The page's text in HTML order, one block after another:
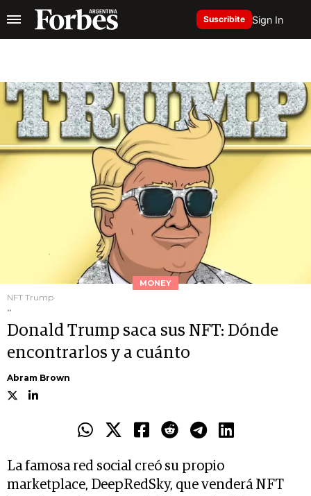
Suscribite Sign In
MONEY
NFT Trump
..
Donald Trump saca sus NFT: Dónde
encontrarlos y a cuánto
Abram Brown
La famosa red social creó su propio
marketplace, DeepRedSky, que venderá NFT